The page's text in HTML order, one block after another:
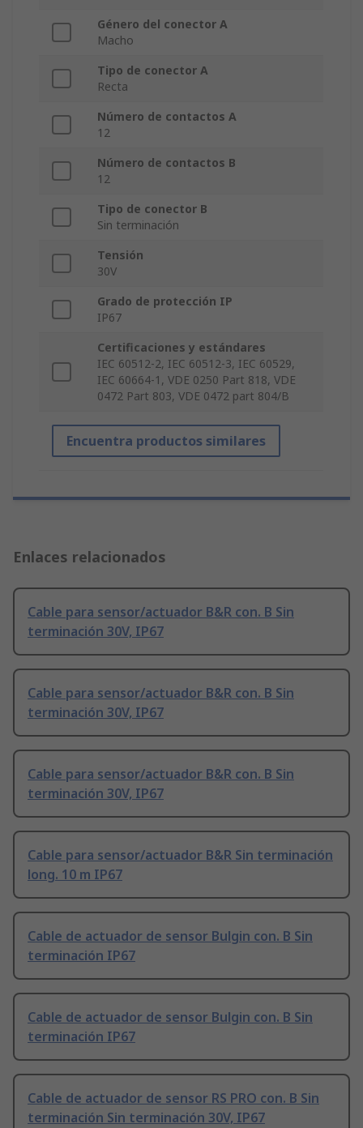
Género del conector A
Macho
Tipo de conector A
Recta
Número de contactos A
12
Número de contactos B
12
Tipo de conector B
Sin terminación
Tensión
30V
Grado de protección IP
IP67
Certificaciones y estándares
IEC 60512-2, IEC 60512-3, IEC 60529,
IEC 60664-1, VDE 0250 Part 818, VDE
0472 Part 803, VDE 0472 part 804/B
Encuentra productos similares
Enlaces relacionados
Cable para sensor/actuador B&R con. B Sin
terminación 30V, IP67
Cable para sensor/actuador B&R con. B Sin
terminación 30V, IP67
Cable para sensor/actuador B&R con. B Sin
terminación 30V, IP67
Cable para sensor/actuador B&R Sin terminación
long. 10 m IP67
Cable de actuador de sensor Bulgin con. B Sin
terminación IP67
Cable de actuador de sensor Bulgin con. B Sin
terminación IP67
Cable de actuador de sensor RS PRO con. B Sin
terminación Sin terminación 30V, IP67